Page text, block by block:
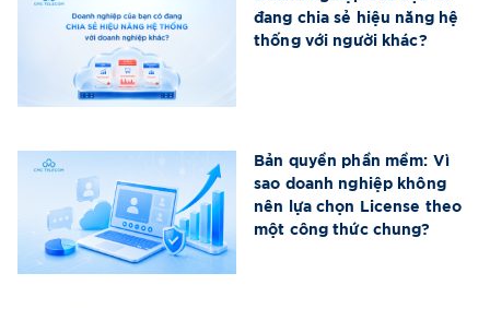
đang chia sẻ hiệu năng hệ
thống với người khác?
Bản quyền phần mềm: Vì
sao doanh nghiệp không
nên lựa chọn License theo
một công thức chung?